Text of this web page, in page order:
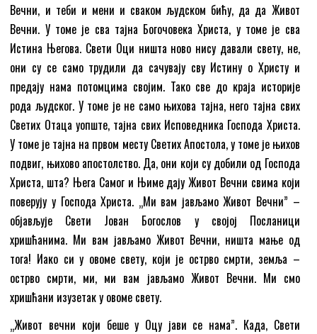
Вечни, и теби и мени и сваком људском бићу, да да Живот
Вечни. У томе је сва тајна Богочовека Христа, у томе је сва
Истина Његова. Свети Оци ништа ново нису давали свету, не,
они су се само трудили да сачувају сву Истину о Христу и
предају нама потомцима својим. Тако све до краја историје
рода људског. У томе је не само њихова тајна, него тајна свих
Светих Отаца уопште, тајна свих Исповедника Господа Христа.
У томе је тајна на првом месту Светих Апостола, у томе је њихов
подвиг, њихово апостолство. Да, они који су добили од Господа
Христа, шта? Њега Самог и Њиме дају Живот Вечни свима који
поверују у Господа Христа. „Ми вам јављамо Живот Вечни” –
објављује Свети Јован Богослов у својој Посланици
хришћанима. Ми вам јављамо Живот Вечни, ништа мање од
тога! Иако си у овоме свету, који је острво смрти, земља –
острво смрти, ми, ми вам јављамо Живот Вечни. Ми смо
хришћани изузетак у овоме свету.
„Живот вечни који беше у Оцу јави се нама”. Када, Свети